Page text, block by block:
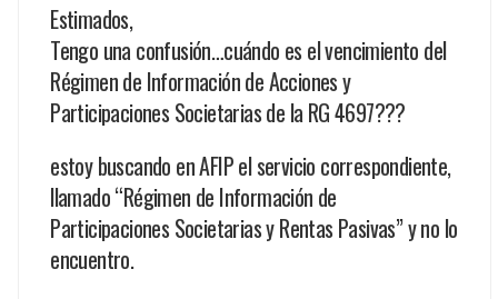
Estimados,
Tengo una confusión…cuándo es el vencimiento del
Régimen de Información de Acciones y
Participaciones Societarias de la RG 4697???
estoy buscando en AFIP el servicio correspondiente,
llamado “Régimen de Información de
Participaciones Societarias y Rentas Pasivas” y no lo
encuentro.